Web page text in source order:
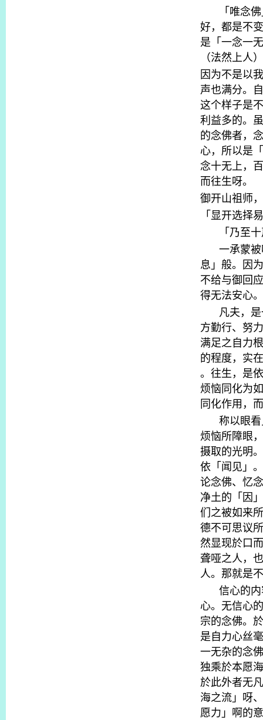
「唯念
好，都是不
是 「一念一
（法然上人
因为不是以
声也满分。
这个样子是
利益多的。
的念佛者，
心，所以是
念十无上，
而往生呀。
御开山祖师
「显开选择
「乃至
一承蒙
息」般。因
不给与御回
得无法安心。
凡夫，
方勤行、努
满足之自力
的程度，实
。往生，是
烦恼同化为
同化作用，
称以眼
烦恼所障眼
摄取的光明
依「闻见」
论念佛、忆
净土的「因
们之被如来
德不可思议
然显现於口
聋哑之人，
人。那就是
信心的
心。无信心
宗的念佛。
是自力心丝
一无杂的念
独乘於本愿
於此外者无
海之流」呀
愿力」啊的